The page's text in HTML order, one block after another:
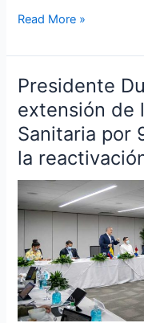
Read More »
Presidente
extensión de
Sanitaria por
la
Presidente
Duque
anuncia
extensión
de
la
Emergencia
Sanitaria
por
90
días
para
continuar